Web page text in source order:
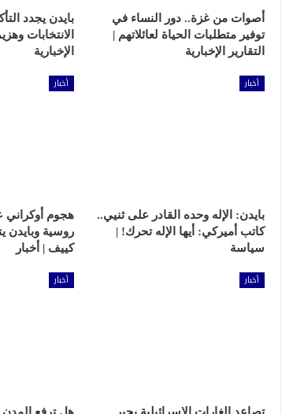
أصوات من غزة.. دور النساء في
توفير متطلبات الحياة لعائلاتهم |
التقارير الإخبارية
بايدن يجدد
الانتخابات
الإخبارية
أخبار
بايدن: الإله وحده القادر على ثنيي..
كاتب أميركي: أيها الإله تحرك! |
سياسة
أخبار
هجوم أوكراني
روسية وبايدن
كييف | أخبار
أخبار
تصاعد الغارات الإسرائيلية يجبر
أخبار
هل ترفع المدن